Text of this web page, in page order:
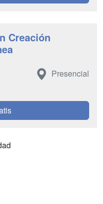
Creación
Presencial